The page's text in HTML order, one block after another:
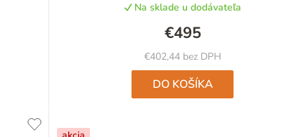
je
5,0
z
5
hviezdičiek.
Na sklade u dodávateľa
€402,44 bez DPH
€495
DO KOŠÍKA